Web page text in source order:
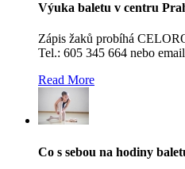
Výuka baletu v centru
Zápis žaků probíhá
Tel.: 605 345 664 nebo
Read More
Co s sebou na hodiny